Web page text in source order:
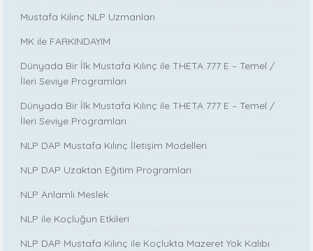
Mustafa Kılınç NLP Uzmanları
MK ile FARKINDAYIM
Dünyada Bir İlk Mustafa Kılınç ile THETA 777 E – Temel /
İleri Seviye Programları
Dünyada Bir İlk Mustafa Kılınç ile THETA 777 E – Temel /
İleri Seviye Programları
NLP DAP Mustafa Kılınç İletişim Modelleri
NLP DAP Uzaktan Eğitim Programları
NLP Anlamlı Meslek
NLP ile Koçluğun Etkileri
NLP DAP Mustafa Kılınç ile Koçlukta Mazeret Yok Kalıbı